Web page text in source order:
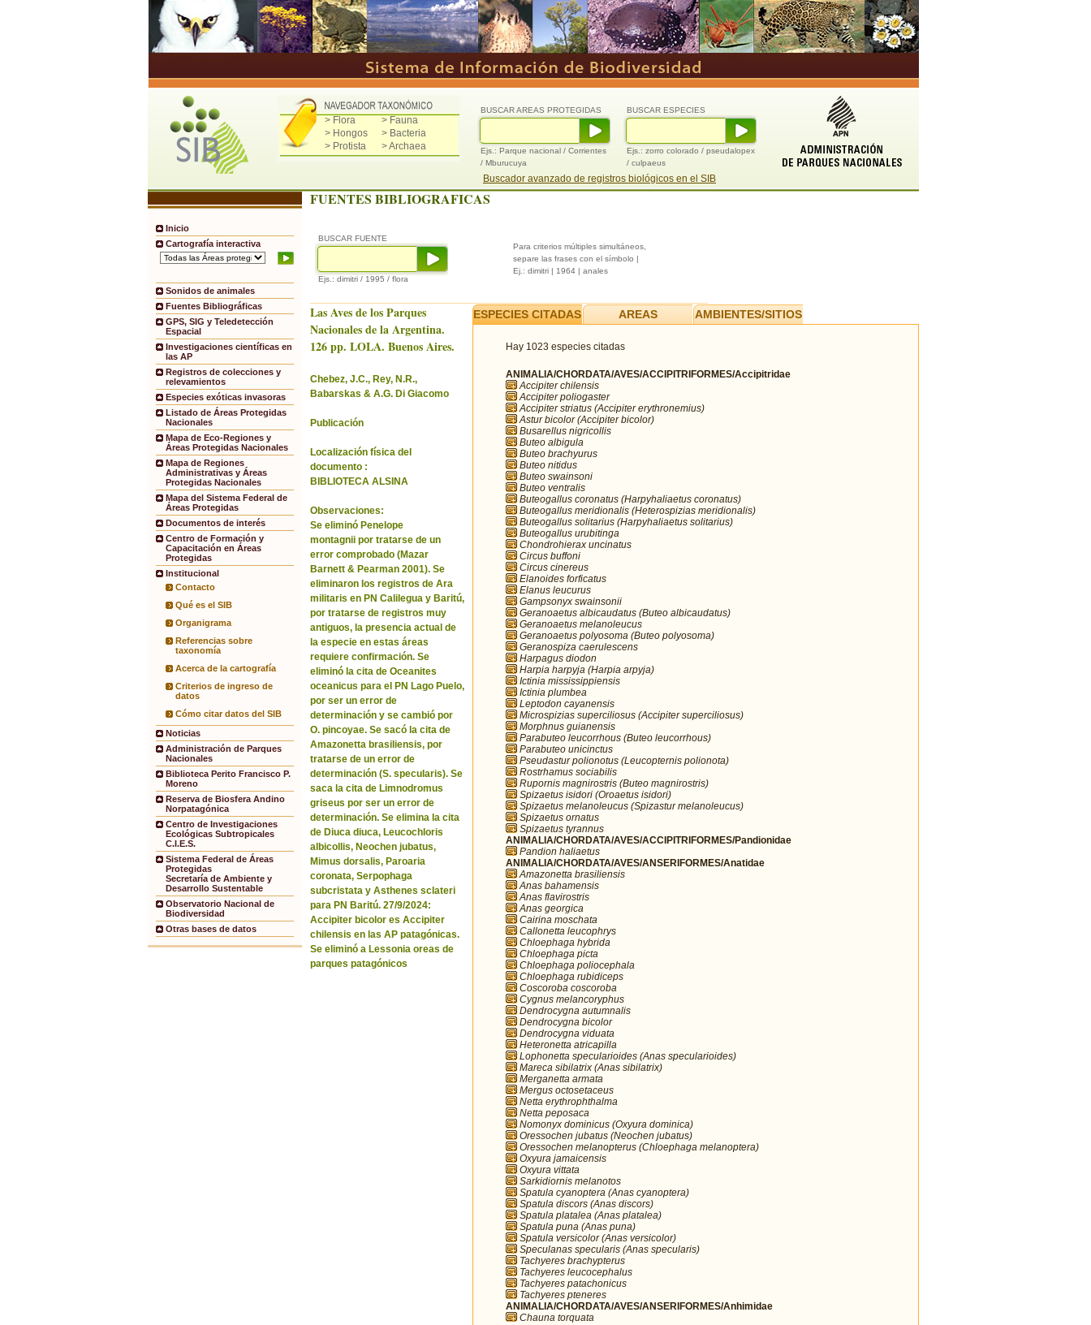
> Flora
> Fauna
> Hongos
> Bacteria
> Protista
> Archaea
BUSCAR ESPECIES
Ejs.: zorro colorado / pseudalopex
/ culpaeus
BUSCAR AREAS PROTEGIDAS
Ejs.: Parque nacional / Corrientes
/ Mburucuya
Buscador avanzado de registros biológicos en el SIB
Inicio
Cartografía interactiva
Sonidos de animales
Fuentes Bibliográficas
GPS, SIG y Teledetección
Espacial
Investigaciones científicas en
las AP
Registros de colecciones y
relevamientos
Especies exóticas invasoras
Listado de Áreas Protegidas
Nacionales
Mapa de Eco-Regiones y
Áreas Protegidas Nacionales
Mapa de Regiones
Administrativas y Áreas
Protegidas Nacionales
Mapa del Sistema Federal de
Áreas Protegidas
Documentos de interés
Centro de Formación y
Capacitación en Áreas
Protegidas
Institucional
Contacto
Qué es el SIB
Organigrama
Referencias sobre
taxonomía
Acerca de la cartografía
Criterios de ingreso de
datos
Cómo citar datos del SIB
Noticias
Administración de Parques
Nacionales
Biblioteca Perito Francisco P.
Moreno
Reserva de Biosfera Andino
Norpatagónica
Centro de Investigaciones
Ecológicas Subtropicales
C.I.E.S.
Sistema Federal de Áreas
Protegidas
Secretaría de Ambiente y
Desarrollo Sustentable
Observatorio Nacional de
Biodiversidad
Otras bases de datos
FUENTES BIBLIOGRAFICAS
BUSCAR FUENTE
Ejs.: dimitri / 1995 / flora
Para criterios múltiples simultáneos,
separe las frases con el símbolo |
Ej.: dimitri | 1964 | anales
Las Aves de los Parques
Nacionales de la Argentina.
126 pp. LOLA. Buenos Aires.
Chebez, J.C., Rey, N.R.,
Babarskas & A.G. Di Giacomo
Publicación
Localización física del
documento :
BIBLIOTECA ALSINA
Observaciones:
Se eliminó Penelope
montagnii por tratarse de un
error comprobado (Mazar
Barnett & Pearman 2001). Se
eliminaron los registros de Ara
militaris en PN Calilegua y Baritú,
por tratarse de registros muy
antiguos, la presencia actual de
la especie en estas áreas
requiere confirmación. Se
eliminó la cita de Oceanites
oceanicus para el PN Lago Puelo,
por ser un error de
determinación y se cambió por
O. pincoyae. Se sacó la cita de
Amazonetta brasiliensis, por
tratarse de un error de
determinación (S. specularis). Se
saca la cita de Limnodromus
griseus por ser un error de
determinación. Se elimina la cita
de Diuca diuca, Leucochloris
albicollis, Neochen jubatus,
Mimus dorsalis, Paroaria
coronata, Serpophaga
subcristata y Asthenes sclateri
para PN Baritú. 27/9/2024:
Accipiter bicolor es Accipiter
chilensis en las AP patagónicas.
Se eliminó a Lessonia oreas de
parques patagónicos
ESPECIES CITADAS AREAS AMBIENTES/SITIOS
Hay 1023 especies citadas
ANIMALIA/CHORDATA/AVES/ACCIPITRIFORMES/Accipitridae
Accipiter chilensis
Accipiter poliogaster
Accipiter striatus (Accipiter erythronemius)
Astur bicolor (Accipiter bicolor)
Busarellus nigricollis
Buteo albigula
Buteo brachyurus
Buteo nitidus
Buteo swainsoni
Buteo ventralis
Buteogallus coronatus (Harpyhaliaetus coronatus)
Buteogallus meridionalis (Heterospizias meridionalis)
Buteogallus solitarius (Harpyhaliaetus solitarius)
Buteogallus urubitinga
Chondrohierax uncinatus
Circus buffoni
Circus cinereus
Elanoides forficatus
Elanus leucurus
Gampsonyx swainsonii
Geranoaetus albicaudatus (Buteo albicaudatus)
Geranoaetus melanoleucus
Geranoaetus polyosoma (Buteo polyosoma)
Geranospiza caerulescens
Harpagus diodon
Harpia harpyja (Harpia arpyja)
Ictinia mississippiensis
Ictinia plumbea
Leptodon cayanensis
Microspizias superciliosus (Accipiter superciliosus)
Morphnus guianensis
Parabuteo leucorrhous (Buteo leucorrhous)
Parabuteo unicinctus
Pseudastur polionotus (Leucopternis polionota)
Rostrhamus sociabilis
Rupornis magnirostris (Buteo magnirostris)
Spizaetus isidori (Oroaetus isidori)
Spizaetus melanoleucus (Spizastur melanoleucus)
Spizaetus ornatus
Spizaetus tyrannus
ANIMALIA/CHORDATA/AVES/ACCIPITRIFORMES/Pandionidae
Pandion haliaetus
ANIMALIA/CHORDATA/AVES/ANSERIFORMES/Anatidae
Amazonetta brasiliensis
Anas bahamensis
Anas flavirostris
Anas georgica
Cairina moschata
Callonetta leucophrys
Chloephaga hybrida
Chloephaga picta
Chloephaga poliocephala
Chloephaga rubidiceps
Coscoroba coscoroba
Cygnus melancoryphus
Dendrocygna autumnalis
Dendrocygna bicolor
Dendrocygna viduata
Heteronetta atricapilla
Lophonetta specularioides (Anas specularioides)
Mareca sibilatrix (Anas sibilatrix)
Merganetta armata
Mergus octosetaceus
Netta erythrophthalma
Netta peposaca
Nomonyx dominicus (Oxyura dominica)
Oressochen jubatus (Neochen jubatus)
Oressochen melanopterus (Chloephaga melanoptera)
Oxyura jamaicensis
Oxyura vittata
Sarkidiornis melanotos
Spatula cyanoptera (Anas cyanoptera)
Spatula discors (Anas discors)
Spatula platalea (Anas platalea)
Spatula puna (Anas puna)
Spatula versicolor (Anas versicolor)
Speculanas specularis (Anas specularis)
Tachyeres brachypterus
Tachyeres leucocephalus
Tachyeres patachonicus
Tachyeres pteneres
ANIMALIA/CHORDATA/AVES/ANSERIFORMES/Anhimidae
Chauna torquata